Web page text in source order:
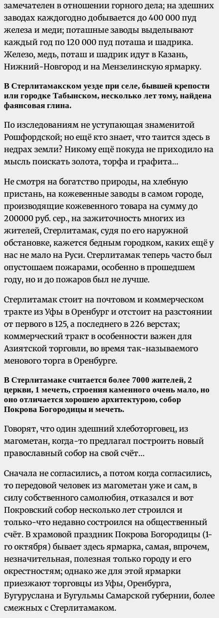
замечателен в отношении горного дела; на здешних
заводах каждогодно добывается до 400 000 пуд
железа и меди; поташные заводы выделывают
каждый год по 120 000 пуд поташа и шадрика.
Железо, медь, поташ и шадрик идут в Казань,
Нижний-Новгород и на Мензелинскую ярмарку.
В Стерлитамакском уезде при селе, бывшей крепости
или городке Табынском, несколько лет тому, найдена
фаянсовая глина.
По изследованиям не уступающая знаменитой
Рошфордской; но ещё кто знает, что таится здесь в
недрах земли? Никому ещё покуда не приходило на
мысль поискать золота, торфа и графита…
Не смотря на богатство природы, на хлебную
пристань, на кожевенные заводы в самом городе,
производящие кожевенного товара на сумму до
200000 руб. сер., на зажиточность многих из
жителей, Стерлитамак, судя по его наружной
обстановке, кажется бедным городком, каких ещё у
нас не мало на Руси. Стерлитамак теперь часто был
опустошаем пожарами, особенно в прошедшем
году, но и до пожаров был не лучше.
Стерлитамак стоит на почтовом и коммерческом
тракте из Уфы в Оренбург и отстоит на разстоянии
от первого в 125, а последнего в 226 верстах;
коммерческий тракт в особенности важен для
Азиятской торговли, во время так-называемого
менового торга в Оренбурге.
В Стерлитамаке считается более 7000 жителей, 2
церкви, 1 мечеть, строения каменного очень мало, но
оно отличается хорошею архитектурою, собор
Покрова Богородицы и мечеть.
Говорят, что один здешний хлеботорговец, из
магометан, когда-то предлагал построить новый
православный собор на свой счёт…
Сначала не согласились, а потом когда согласились,
то передовой человек из магометан уже и сам, в
силу собственного самолюбия, отказался и вот
Покровский собор несколько лет строился и
только-что недавно состроился на общественный
счёт. В храмовой праздник Покрова Богородицы (1-
го октября) бывает здесь ярмарка, самая, впрочем,
незначительная, полезная только городу и его
окрестностям; однако же для этой ярмарки
приезжают торговцы из Уфы, Оренбурга,
Бугуруслана и Бугульмы Самарской губернии, более
смежных с Стерлитамаком.